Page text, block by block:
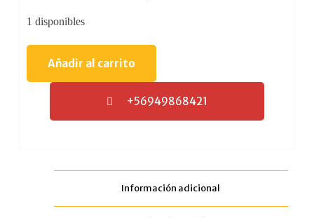
1 disponibles
Añadir al carrito
+56949868421
Información adicional